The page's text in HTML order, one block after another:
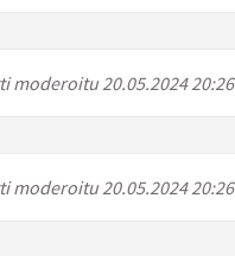
moderoitu 20.05.2024 20:26
moderoitu 20.05.2024 20:26